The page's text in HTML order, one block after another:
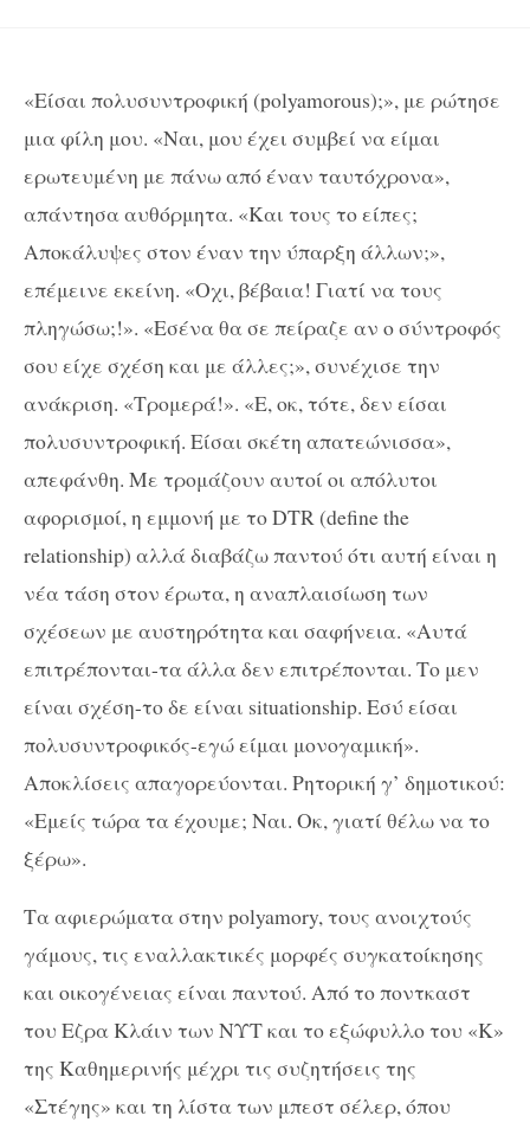
«Είσαι πολυσυντροφική (polyamorous);», με ρώτησε
μια φίλη μου. «Ναι, μου έχει συμβεί να είμαι
ερωτευμένη με πάνω από έναν ταυτόχρονα»,
απάντησα αυθόρμητα. «Και τους το είπες;
Αποκάλυψες στον έναν την ύπαρξη άλλων;»,
επέμεινε εκείνη. «Οχι, βέβαια! Γιατί να τους
πληγώσω;!». «Εσένα θα σε πείραζε αν ο σύντροφός
σου είχε σχέση και με άλλες;», συνέχισε την
ανάκριση. «Τρομερά!». «Ε, οκ, τότε, δεν είσαι
πολυσυντροφική. Είσαι σκέτη απατεώνισσα»,
απεφάνθη. Με τρομάζουν αυτοί οι απόλυτοι
αφορισμοί, η εμμονή με το DTR (define the
relationship) αλλά διαβάζω παντού ότι αυτή είναι η
νέα τάση στον έρωτα, η αναπλαισίωση των
σχέσεων με αυστηρότητα και σαφήνεια. «Αυτά
επιτρέπονται-τα άλλα δεν επιτρέπονται. Το μεν
είναι σχέση-το δε είναι situationship. Εσύ είσαι
πολυσυντροφικός-εγώ είμαι μονογαμική».
Αποκλίσεις απαγορεύονται. Ρητορική γ’ δημοτικού:
«Εμείς τώρα τα έχουμε; Ναι. Οκ, γιατί θέλω να το
ξέρω».
Τα αφιερώματα στην polyamory, τους ανοιχτούς
γάμους, τις εναλλακτικές μορφές συγκατοίκησης
και οικογένειας είναι παντού. Από το ποντκαστ
του Εζρα Κλάιν των ΝΥΤ και το εξώφυλλο του «Κ»
της Καθημερινής μέχρι τις συζητήσεις της
«Στέγης» και τη λίστα των μπεστ σέλερ, όπου